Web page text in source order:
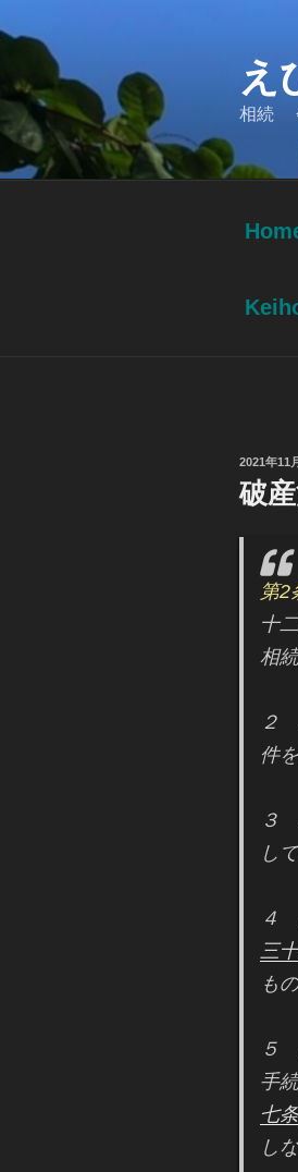
ン
ン
へ
ス
え
相続
投
稿
日:
2021年11
破
第2
十
相
２
件
３
し
４
三
も
５
手
七条
し